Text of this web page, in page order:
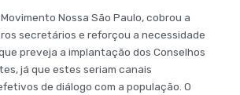
Nossa São Paulo, cobrou a
secretários e reforçou a necessidade
preveja a implantação dos Conselhos
já que estes seriam canais
de diálogo com a população. O